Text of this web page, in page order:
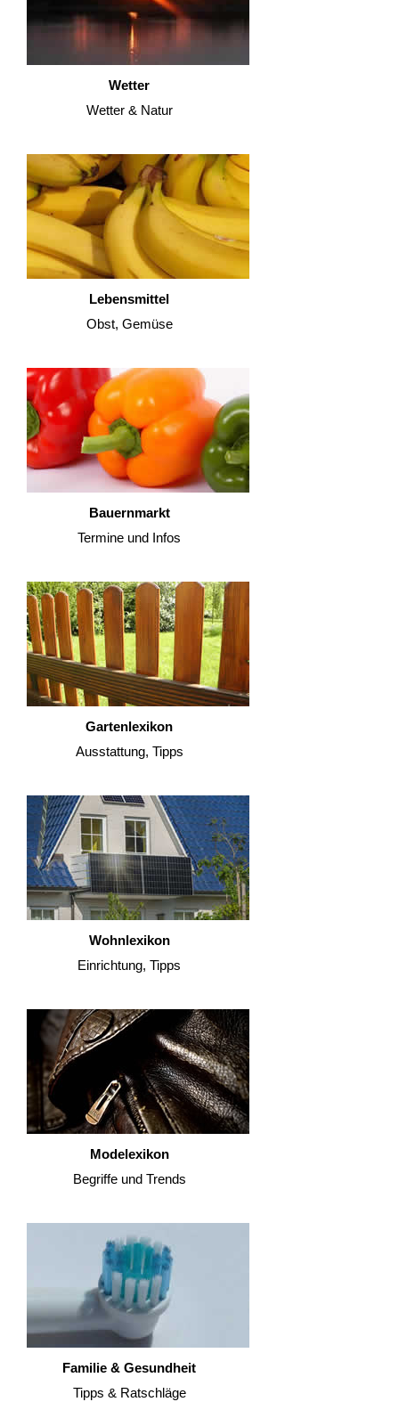
Wetter
Wetter & Natur
Lebensmittel
Obst, Gemüse
Bauernmarkt
Termine und Infos
Gartenlexikon
Ausstattung, Tipps
Wohnlexikon
Einrichtung, Tipps
Modelexikon
Begriffe und Trends
Familie & Gesundheit
Tipps & Ratschläge